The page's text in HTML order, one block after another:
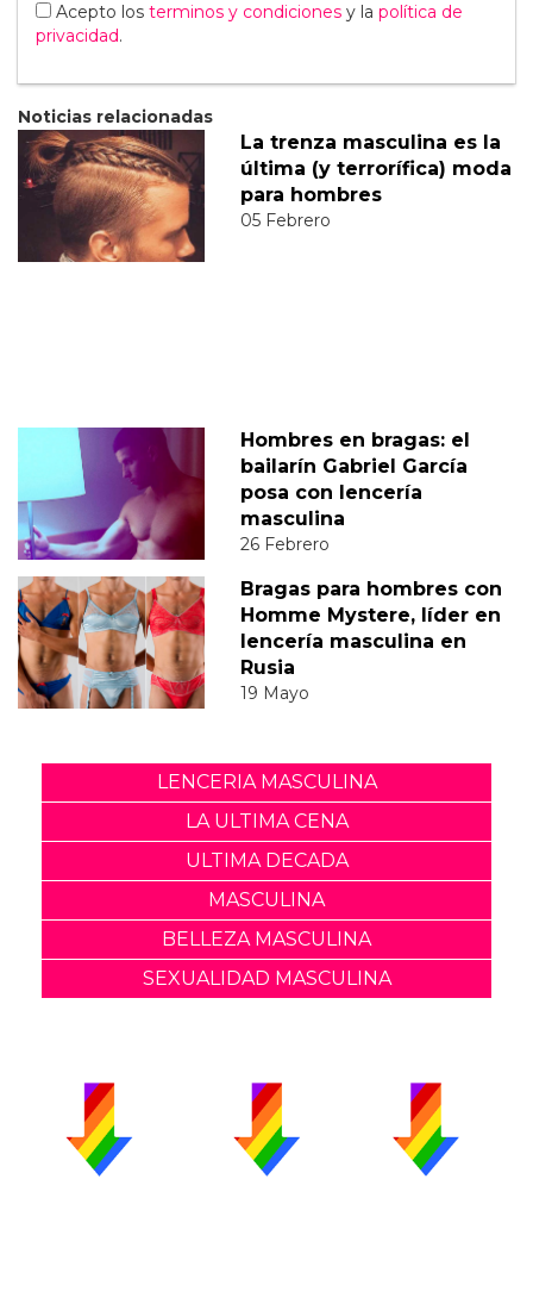
Acepto los terminos y condiciones y la política de
privacidad.
Noticias relacionadas
La trenza masculina es la
última (y terrorífica) moda
para hombres
05 Febrero
Hombres en bragas: el
bailarín Gabriel García
posa con lencería
masculina
26 Febrero
Bragas para hombres con
Homme Mystere, líder en
lencería masculina en
Rusia
19 Mayo
LENCERIA MASCULINA
LA ULTIMA CENA
ULTIMA DECADA
MASCULINA
BELLEZA MASCULINA
SEXUALIDAD MASCULINA